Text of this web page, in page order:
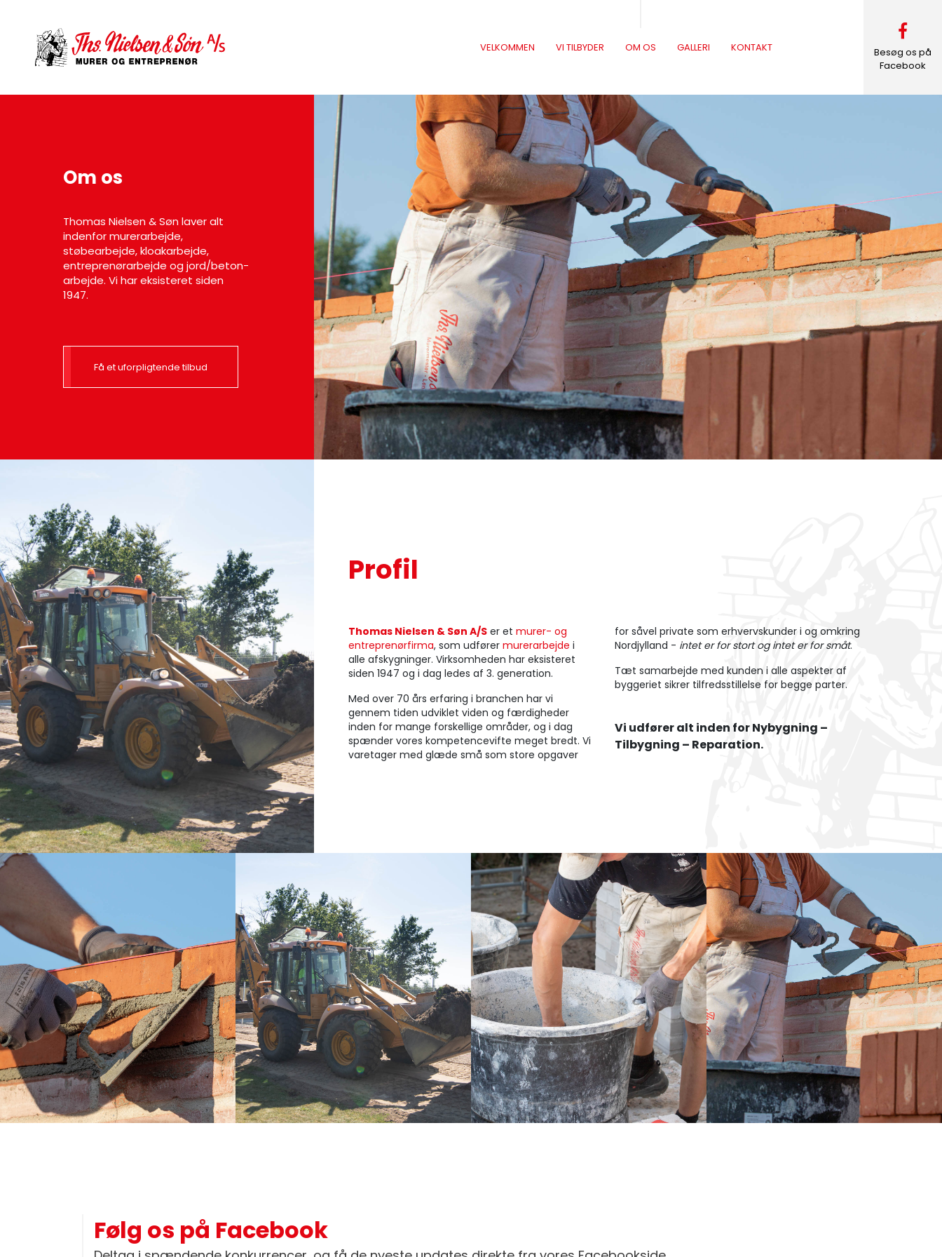
VELKOMMEN VI TILBYDER OM OS GALLERI KONTAKT
Besøg os på
Facebook
Om os
Thomas Nielsen & Søn laver alt
indenfor murerarbejde,
støbearbejde, kloakarbejde,
entreprenørarbejde og jord/beton-
arbejde. Vi har eksisteret siden
1947.
Få et uforpligtende tilbud
Profil
Thomas Nielsen & Søn A/S er et murer- og
entreprenørfirma, som udfører murerarbejde i
alle afskygninger. Virksomheden har eksisteret
siden 1947 og i dag ledes af 3. generation.
Med over 70 års erfaring i branchen har vi
gennem tiden udviklet viden og færdigheder
inden for mange forskellige områder, og i dag
spænder vores kompetencevifte meget bredt. Vi
varetager med glæde små som store opgaver
for såvel private som erhvervskunder i og omkring
Nordjylland - intet er for stort og intet er for småt.
Tæt samarbejde med kunden i alle aspekter af
byggeriet sikrer tilfredsstillelse for begge parter.
Vi udfører alt inden for Nybygning –
Tilbygning – Reparation.
Følg os på Facebook